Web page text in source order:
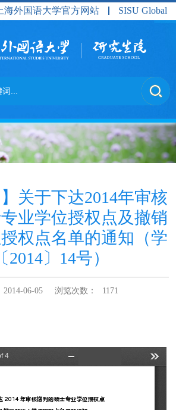
上海外国语大学官方网站 SISU Global
】关于下达2014年审核
业学位授权点及撤销
权点名单的通知（学
2014〕14号）
06-05 浏览次数： 1171